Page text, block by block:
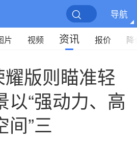
导航
片 视频 资讯 报价 降
版则瞄准轻
以“强动力、高
间”三